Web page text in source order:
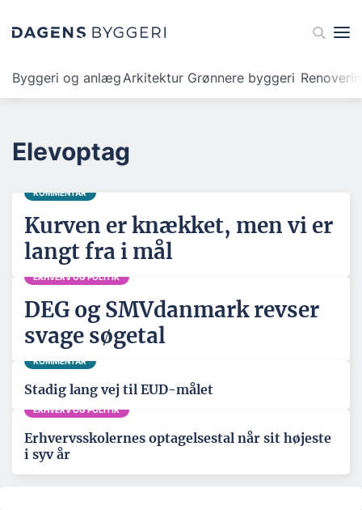
Byggeri og anlægArkitektur Grønnere byggeri
Elevoptag
KOMMENTAR
Kurven er knækket, men vi er
langt fra i mål
ERHVERV OG POLITIK
DEG og SMVdanmark revser
svage søgetal
KOMMENTAR
Stadig lang vej til EUD-målet
ERHVERV OG POLITIK
Erhvervsskolernes optagelsestal når sit højeste
i syv år